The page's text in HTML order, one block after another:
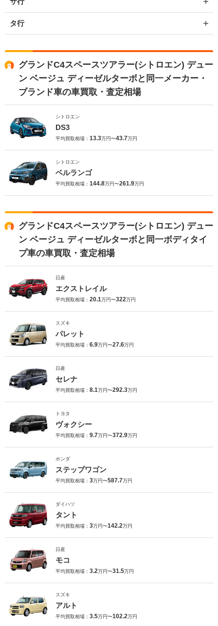
タ行
グランドC4スペースツアラー(シトロエン) デュー
ン ベージュ ディーゼルターボと同一メーカー・
ブランド車の車買取・査定相場
シトロエン
DS3
平均買取相場： 13.3万円〜43.7万円
シトロエン
ベルランゴ
平均買取相場： 144.8万円〜261.9万円
グランドC4スペースツアラー(シトロエン) デュー
ン ベージュ ディーゼルターボと同一ボディタイ
プ車の車買取・査定相場
日産
エクストレイル
平均買取相場： 20.1万円〜322万円
スズキ
パレット
平均買取相場： 6.9万円〜27.6万円
日産
セレナ
平均買取相場： 8.1万円〜292.3万円
トヨタ
ヴォクシー
平均買取相場： 9.7万円〜372.9万円
ホンダ
ステップワゴン
平均買取相場： 3万円〜587.7万円
ダイハツ
タント
平均買取相場： 3万円〜142.2万円
日産
モコ
平均買取相場： 3.2万円〜31.5万円
スズキ
アルト
平均買取相場： 3.5万円〜102.2万円